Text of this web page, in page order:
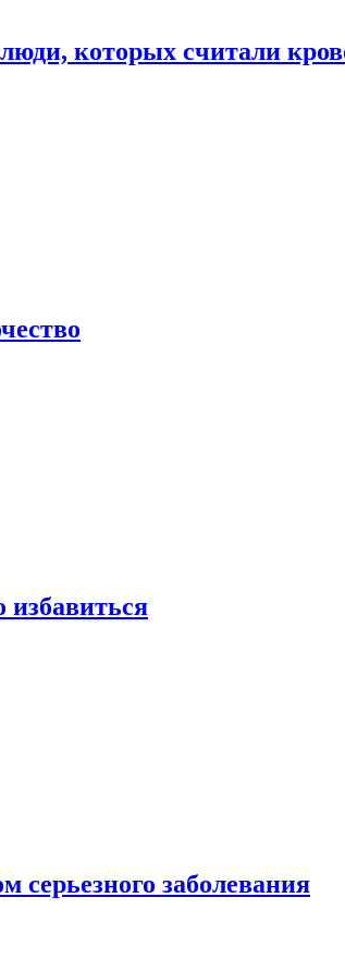
которых считали
избавиться
серьезного заболевания